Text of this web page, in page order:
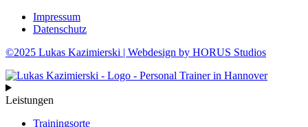
Impressum
Datenschutz
©2025 Lukas Kazimierski | Webdesign by HORUS Studios
Leistungen
Trainingsorte